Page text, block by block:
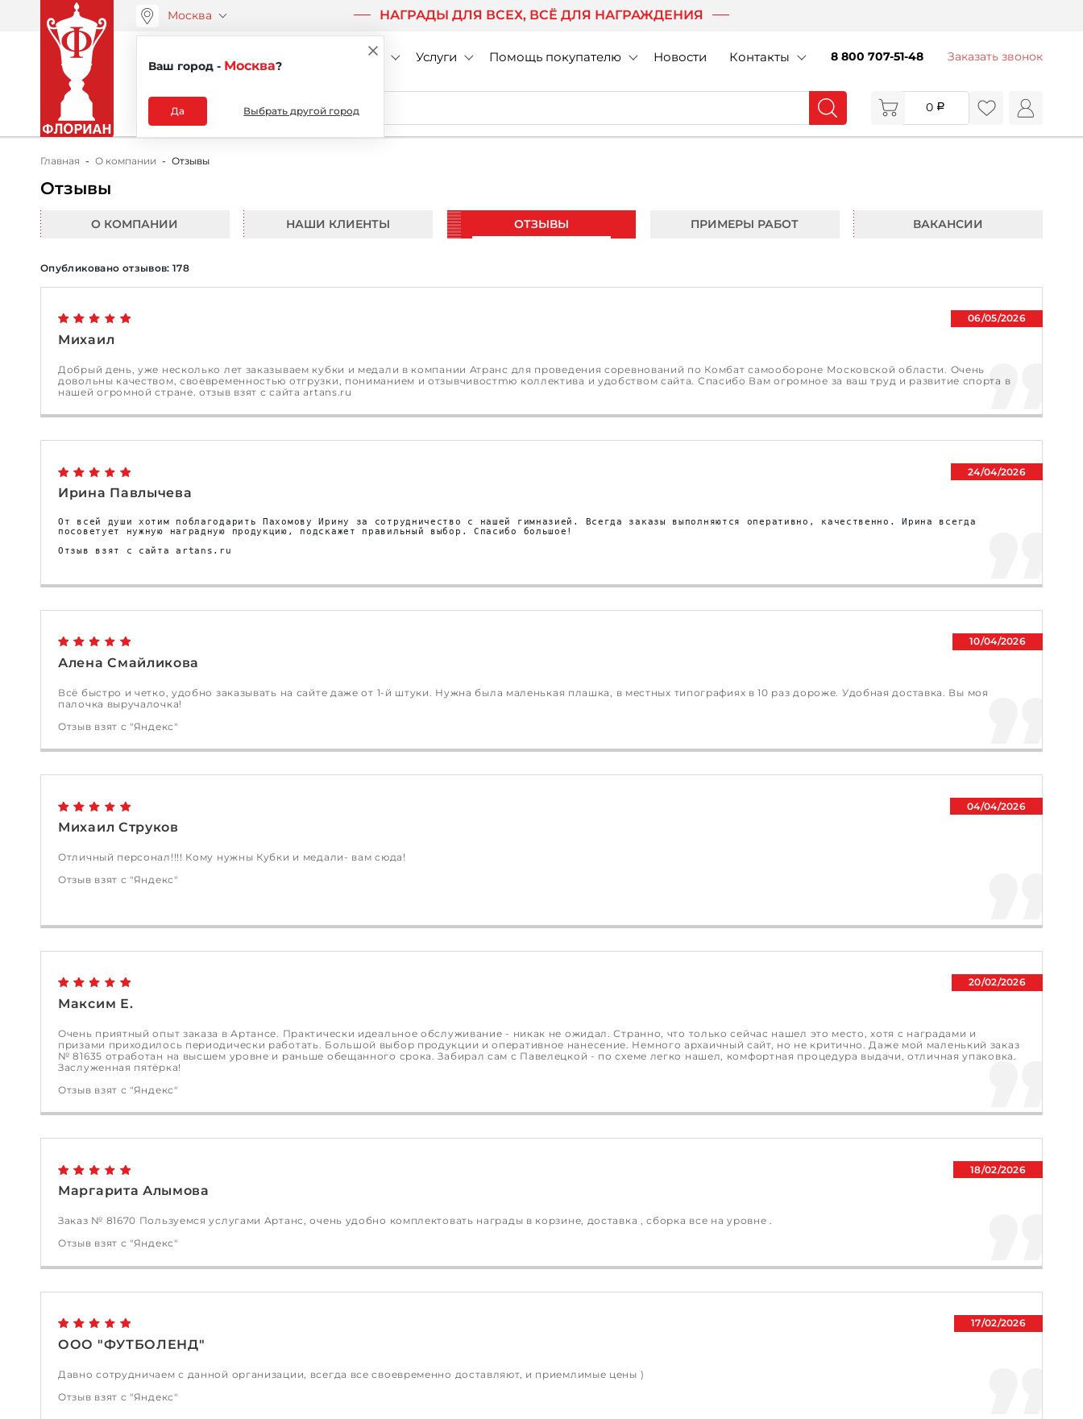
Москва
Ваш город - Москва?
Да Выбрать другой город
НАГРАДЫ ДЛЯ ВСЕХ, ВСЁ ДЛЯ НАГРАЖДЕНИЯ
+7 (495) 730-51-48 О компании Услуги Помощь покупателю Новости Контакты 8 800 707-51-48 Заказать звонок
Каталог 0
Главная О компании Отзывы
Отзывы
О КОМПАНИИ НАШИ КЛИЕНТЫ ОТЗЫВЫ ПРИМЕРЫ РАБОТ ВАКАНСИИ
Опубликовано отзывов: 178
06/05/2026
Михаил
Добрый день, уже несколько лет заказываем кубки и медали в компании Атранс для проведения соревнований по Комбат самообороне Московской области. Очень
довольны качеством, своевременностью отгрузки, пониманием и отзывчивостmю коллектива и удобством сайта. Спасибо Вам огромное за ваш труд и развитие спорта в
нашей огромной стране. отзыв взят с сайта artans.ru
24/04/2026
Ирина Павлычева
От всей души хотим поблагодарить Пахомову Ирину за сотрудничество с нашей гимназией. Всегда заказы выполняются оперативно, качественно. Ирина всегда
посоветует нужную наградную продукцию, подскажет правильный выбор. Спасибо большое!
Отзыв взят с сайта artans.ru
10/04/2026
Алена Смайликова
Всё быстро и четко, удобно заказывать на сайте даже от 1-й штуки. Нужна была маленькая плашка, в местных типографиях в 10 раз дороже. Удобная доставка. Вы моя
палочка выручалочка!
Отзыв взят с "Яндекс"
04/04/2026
Михаил Струков
Отличный персонал!!!! Кому нужны Кубки и медали- вам сюда!
Отзыв взят с "Яндекс"
20/02/2026
Максим Е.
Очень приятный опыт заказа в Артансе. Практически идеальное обслуживание - никак не ожидал. Странно, что только сейчас нашел это место, хотя с наградами и
призами приходилось периодически работать. Большой выбор продукции и оперативное нанесение. Немного архаичный сайт, но не критично. Даже мой маленький заказ
№ 81635 отработан на высшем уровне и раньше обещанного срока. Забирал сам с Павелецкой - по схеме легко нашел, комфортная процедура выдачи, отличная упаковка.
Заслуженная пятёрка!
Отзыв взят с "Яндекс"
18/02/2026
Маргарита Алымова
Заказ № 81670 Пользуемся услугами Артанс, очень удобно комплектовать награды в корзине, доставка , сборка все на уровне .
Отзыв взят с "Яндекс"
17/02/2026
ООО "ФУТБОЛЕНД"
Давно сотрудничаем с данной организации, всегда все своевременно доставляют, и приемлимые цены )
Отзыв взят с "Яндекс"